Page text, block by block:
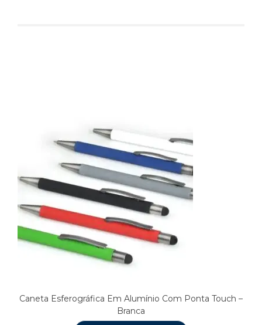
Caneta Esferográfica Em Alumínio Com Ponta Touch –
Branca